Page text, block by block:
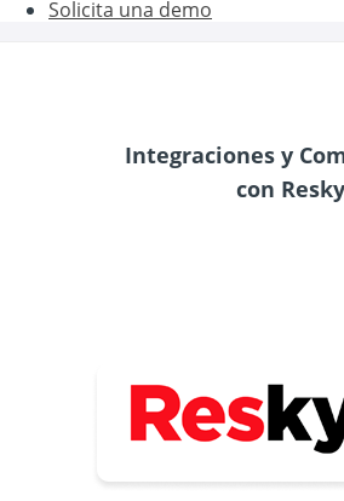
Solicita una demo
Integraciones y
con